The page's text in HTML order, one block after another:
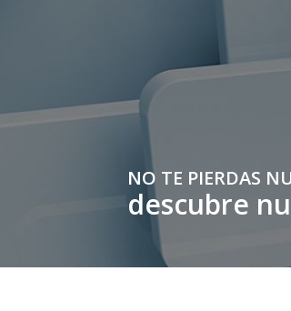
NO TE PIERDAS
descubre